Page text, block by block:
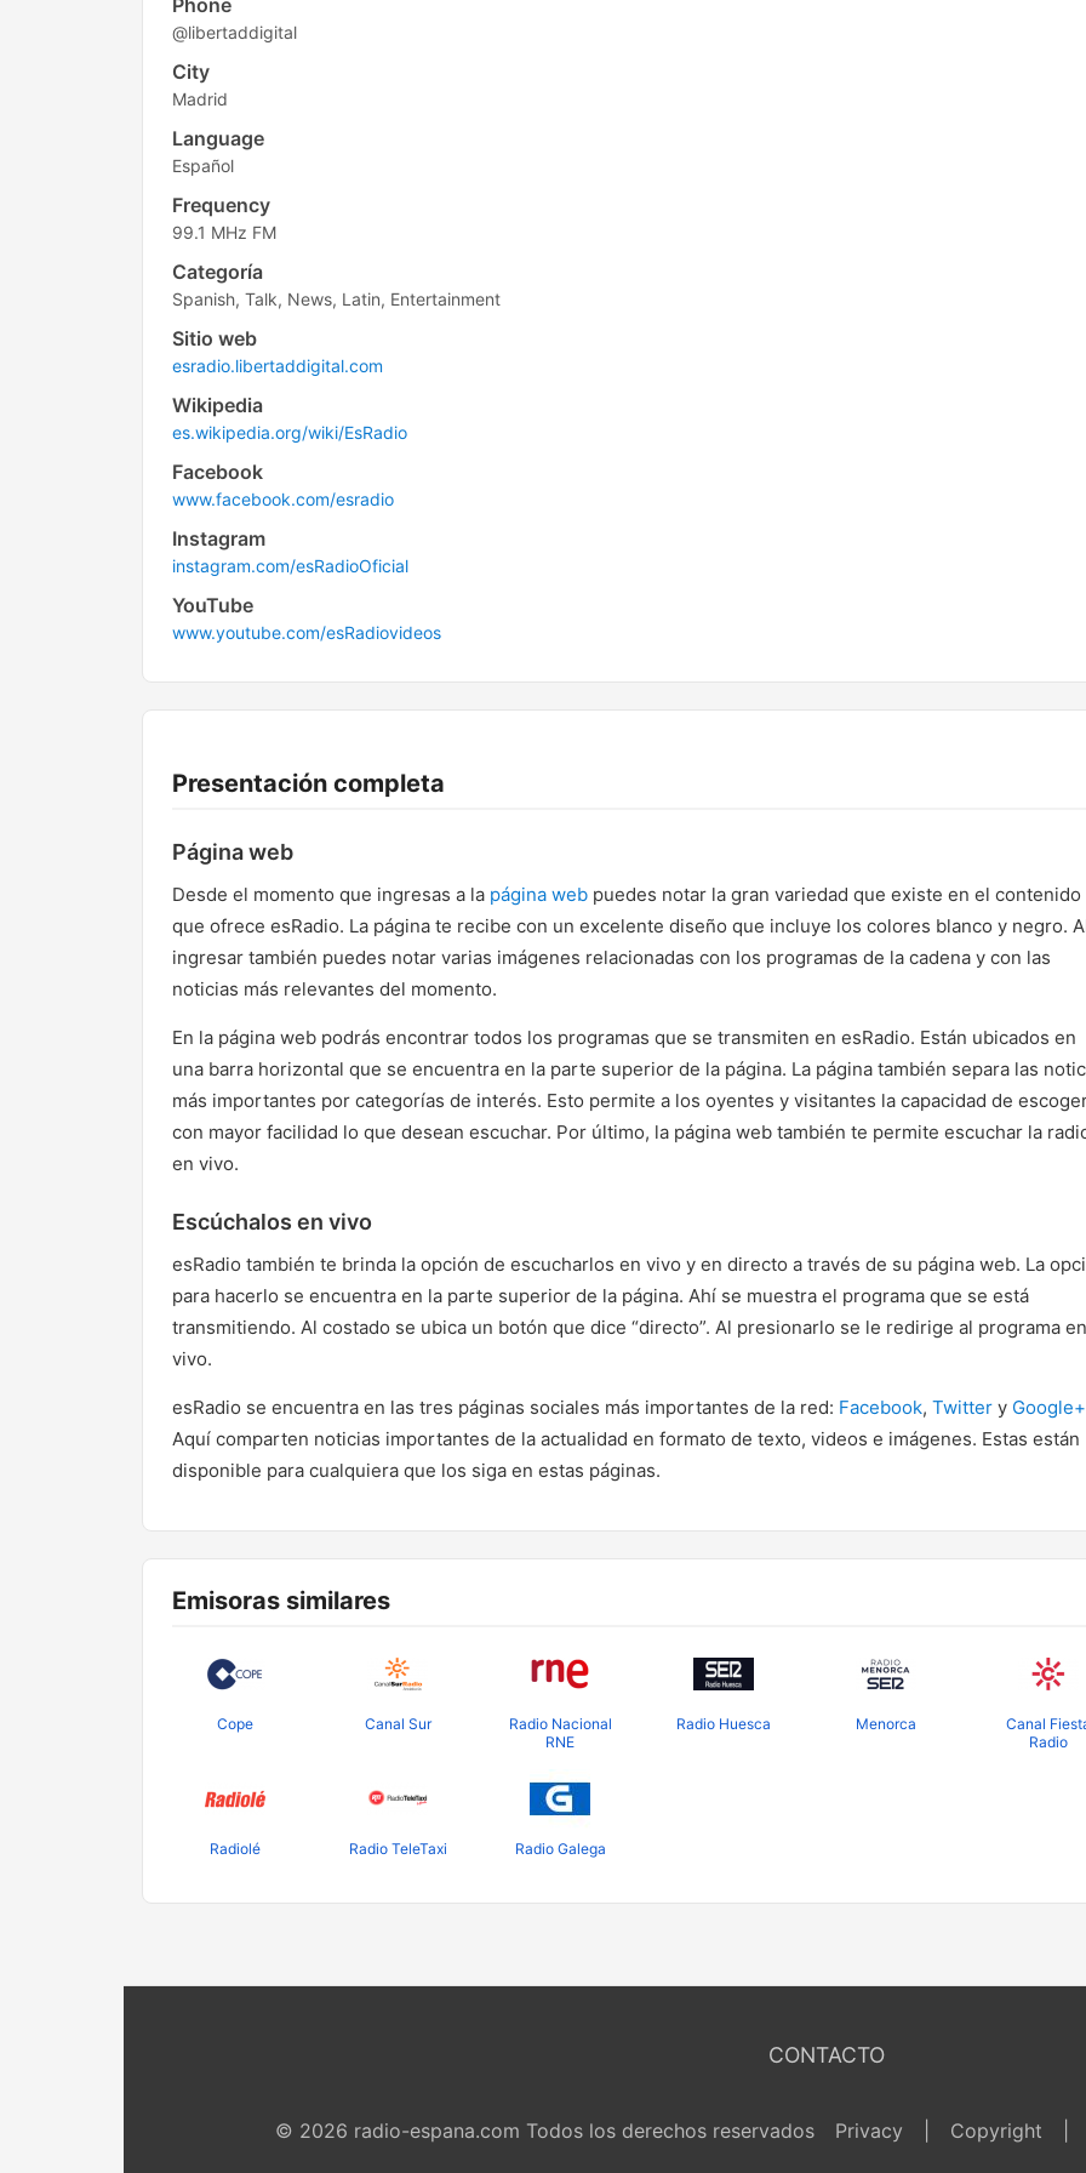
Phone
@libertaddigital
City
Madrid
Language
Español
Frequency
99.1 MHz FM
Categoría
Spanish, Talk, News, Latin, Entertainment
Sitio web
esradio.libertaddigital.com
Wikipedia
es.wikipedia.org/wiki/EsRadio
Facebook
www.facebook.com/esradio
Instagram
instagram.com/esRadioOficial
YouTube
www.youtube.com/esRadiovideos
Presentación completa
Página web
Desde el momento que ingresas a la página web puedes notar la gran variedad que existe en el contenido
que ofrece esRadio. La página te recibe con un excelente diseño que incluye los colores blanco y negro.
ingresar también puedes notar varias imágenes relacionadas con los programas de la cadena y con las
noticias más relevantes del momento.
En la página web podrás encontrar todos los programas que se transmiten en esRadio. Están ubicados en
una barra horizontal que se encuentra en la parte superior de la página. La página también separa las
más importantes por categorías de interés. Esto permite a los oyentes y visitantes la capacidad de
con mayor facilidad lo que desean escuchar. Por último, la página web también te permite escuchar la
en vivo.
Escúchalos en vivo
esRadio también te brinda la opción de escucharlos en vivo y en directo a través de su página web. La
para hacerlo se encuentra en la parte superior de la página. Ahí se muestra el programa que se está
transmitiendo. Al costado se ubica un botón que dice “directo”. Al presionarlo se le redirige al programa en
vivo.
esRadio se encuentra en las tres páginas sociales más importantes de la red: Facebook, Twitter y
Aquí comparten noticias importantes de la actualidad en formato de texto, videos e imágenes. Estas están
disponible para cualquiera que los siga en estas páginas.
Emisoras similares
Cope Canal Sur
Radio Nacional
RNE
Radio Huesca Menorca
Canal
Radio
Radiolé Radio TeleTaxi Radio Galega
CONTACTO
© 2026 radio-espana.com Todos los derechos reservados Privacy Copyright